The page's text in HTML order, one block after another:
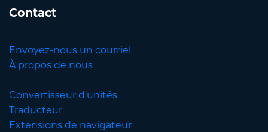
Contact
Envoyez-nous un courriel
À propos de nous
Convertisseur d’unités
Traducteur
Extensions de navigateur